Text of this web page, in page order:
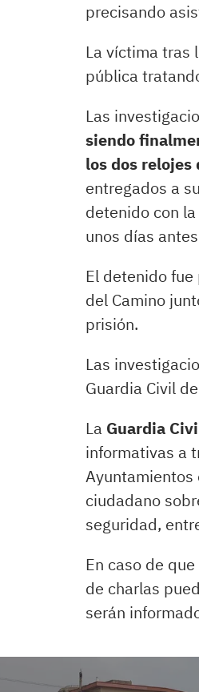
precisando
La víctima tras
pública
Las
siendo
los dos relojes
entregados a
detenido con
unos días
El detenido
del Camino
prisión.
Las
Guardia Civil
La Guardia
informativas a
Ayuntamientos
ciudadano
seguridad,
En caso de
de charlas
serán